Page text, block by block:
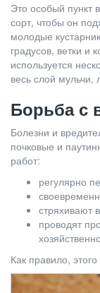
Это особый пункт
сорт, чтобы он
молодые
градусов, ветки
используется
весь слой мульчи,
Борьба с
Болезни и
почковые и
работ:
регулярно
стряхивают
проводят
Как правило,